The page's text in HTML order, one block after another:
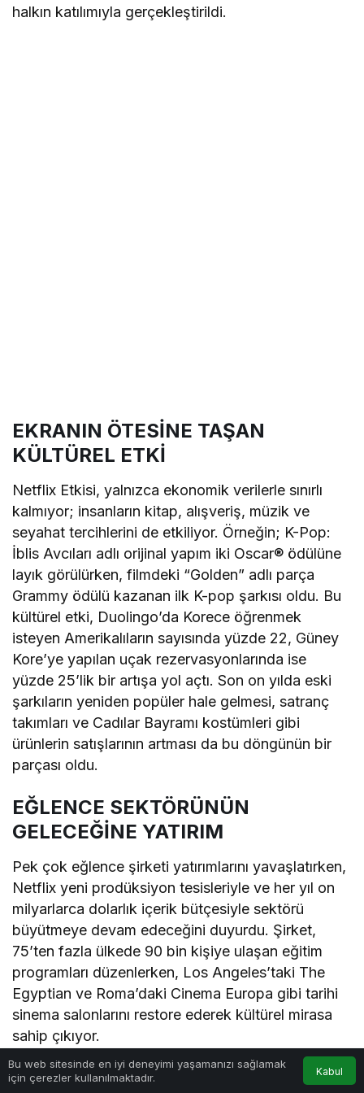
halkın katılımıyla gerçekleştirildi.
EKRANIN ÖTESİNE TAŞAN
KÜLTÜREL ETKİ
Netflix Etkisi, yalnızca ekonomik verilerle sınırlı
kalmıyor; insanların kitap, alışveriş, müzik ve
seyahat tercihlerini de etkiliyor. Örneğin; K-Pop:
İblis Avcıları adlı orijinal yapım iki Oscar® ödülüne
layık görülürken, filmdeki “Golden” adlı parça
Grammy ödülü kazanan ilk K-pop şarkısı oldu. Bu
kültürel etki, Duolingo’da Korece öğrenmek
isteyen Amerikalıların sayısında yüzde 22, Güney
Kore’ye yapılan uçak rezervasyonlarında ise
yüzde 25’lik bir artışa yol açtı. Son on yılda eski
şarkıların yeniden popüler hale gelmesi, satranç
takımları ve Cadılar Bayramı kostümleri gibi
ürünlerin satışlarının artması da bu döngünün bir
parçası oldu.
EĞLENCE SEKTÖRÜNÜN
GELECEĞİNE YATIRIM
Pek çok eğlence şirketi yatırımlarını yavaşlatırken,
Netflix yeni prodüksiyon tesisleriyle ve her yıl on
milyarlarca dolarlık içerik bütçesiyle sektörü
büyütmeye devam edeceğini duyurdu. Şirket,
75’ten fazla ülkede 90 bin kişiye ulaşan eğitim
programları düzenlerken, Los Angeles’taki The
Egyptian ve Roma’daki Cinema Europa gibi tarihi
sinema salonlarını restore ederek kültürel mirasa
sahip çıkıyor.
Netflix Eş CEO’su Ted Sarandos, eğlence
Bu web sitesinde en iyi deneyimi yaşamanızı sağlamak
için çerezler kullanılmaktadır.
Kabul